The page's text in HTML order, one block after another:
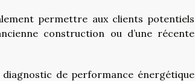
permettre aux clients potentiels
construction ou d’une récente
diagnostic de performance énergétique